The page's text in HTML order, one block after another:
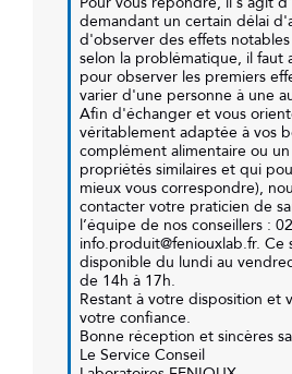
demandant un certain délai
d'observer des effets notables
selon la problématique, il faut
pour observer les premiers
varier d'une personne à une
Afin d'échanger et vous
véritablement adaptée à vos
complément alimentaire ou
propriétés similaires et qui
mieux vous correspondre),
contacter votre praticien de
l’équipe de nos conseillers :
info.produit@feniouxlab.fr. Ce
disponible du lundi au
de 14h à 17h.
Restant à votre disposition et
votre confiance.
Bonne réception et sincères
Le Service Conseil